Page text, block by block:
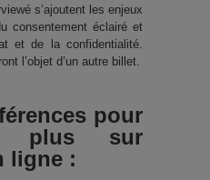
s’ajoutent les enjeux
consentement éclairé et
et de la confidentialité.
l’objet d’un autre billet.
pour
plus sur
ligne :